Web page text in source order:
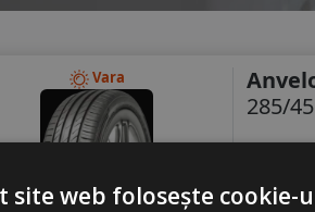
Vara
285/
site web folosește cookie-